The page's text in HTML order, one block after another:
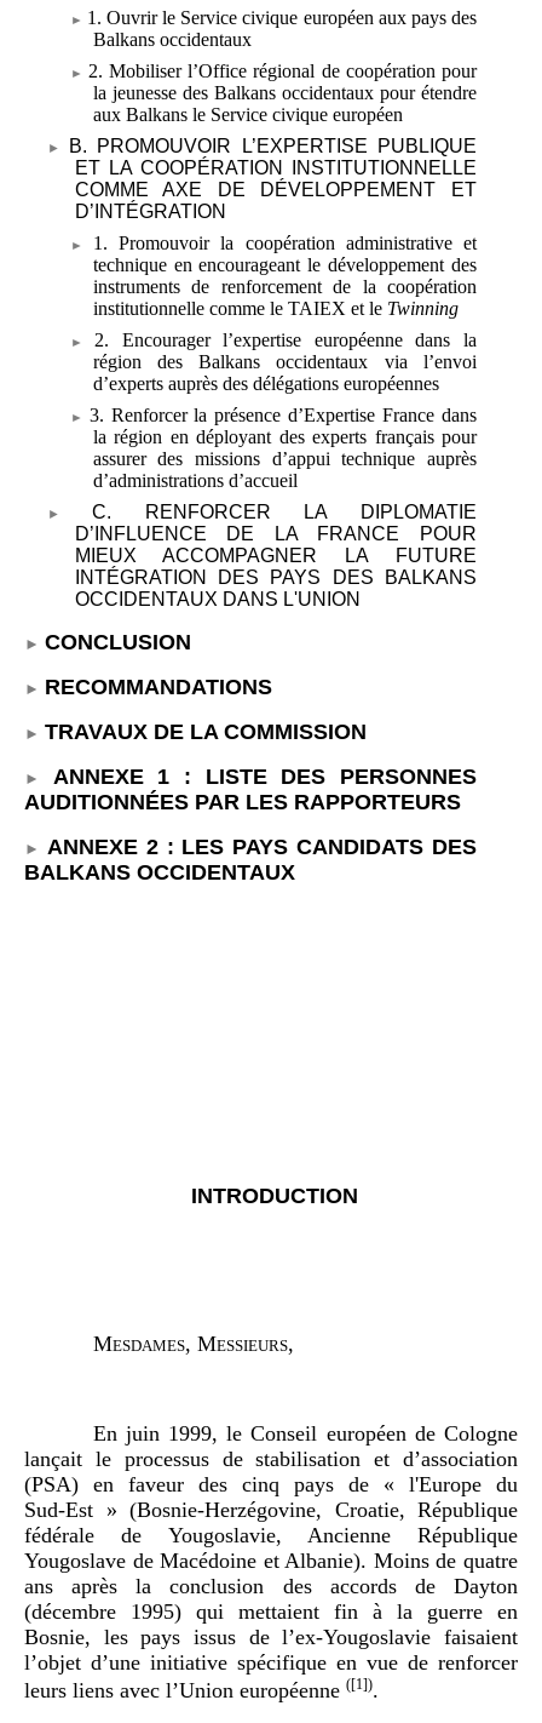
1. Ouvrir le Service civique européen aux pays des
Balkans occidentaux
2. Mobiliser l’Office régional de coopération pour
la jeunesse des Balkans occidentaux pour étendre
aux Balkans le Service civique européen
B. PROMOUVOIR L’EXPERTISE PUBLIQUE
ET LA COOPÉRATION INSTITUTIONNELLE
COMME AXE DE DÉVELOPPEMENT ET
D’INTÉGRATION
1. Promouvoir la coopération administrative et
technique en encourageant le développement des
instruments de renforcement de la coopération
institutionnelle comme le TAIEX et le Twinning
2. Encourager l’expertise européenne dans la
région des Balkans occidentaux via l’envoi
d’experts auprès des délégations européennes
3. Renforcer la présence d’Expertise France dans
la région en déployant des experts français pour
assurer des missions d’appui technique auprès
d’administrations d’accueil
C. RENFORCER LA DIPLOMATIE
D’INFLUENCE DE LA FRANCE POUR
MIEUX ACCOMPAGNER LA FUTURE
INTÉGRATION DES PAYS DES BALKANS
OCCIDENTAUX DANS L'UNION
CONCLUSION
RECOMMANDATIONS
TRAVAUX DE LA COMMISSION
ANNEXE 1
: LISTE DES PERSONNES
AUDITIONNÉES PAR LES RAPPORTEURS
ANNEXE 2 : LES PAYS CANDIDATS DES
BALKANS OCCIDENTAUX
INTRODUCTION
Mesdames, Messieurs,
En juin 1999, le Conseil européen de Cologne
lançait le processus de stabilisation et d’association
(PSA) en faveur des cinq pays de «
l'Europe du
Sud‑Est » (Bosnie-Herzégovine, Croatie, République
fédérale de Yougoslavie, Ancienne République
Yougoslave de Macédoine et Albanie). Moins de quatre
ans après la conclusion des accords de Dayton
(décembre
1995) qui mettaient fin à la guerre en
Bosnie, les pays issus de l’ex-Yougoslavie faisaient
l’objet d’une initiative spécifique en vue de renforcer
leurs liens avec l’Union européenne ([1]).